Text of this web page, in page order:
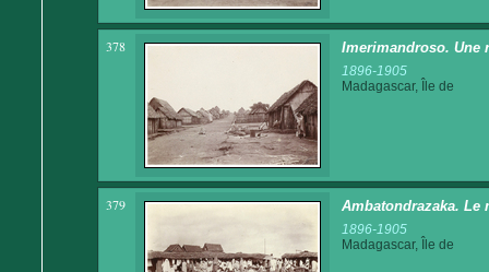
378 Imerimandroso. Une
1896-1905
Madagascar, Île de
379 Ambatondrazaka. Le
1896-1905
Madagascar, Île de